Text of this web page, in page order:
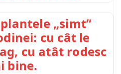
„simt”
cu cât le
cu atât rodesc
bine.